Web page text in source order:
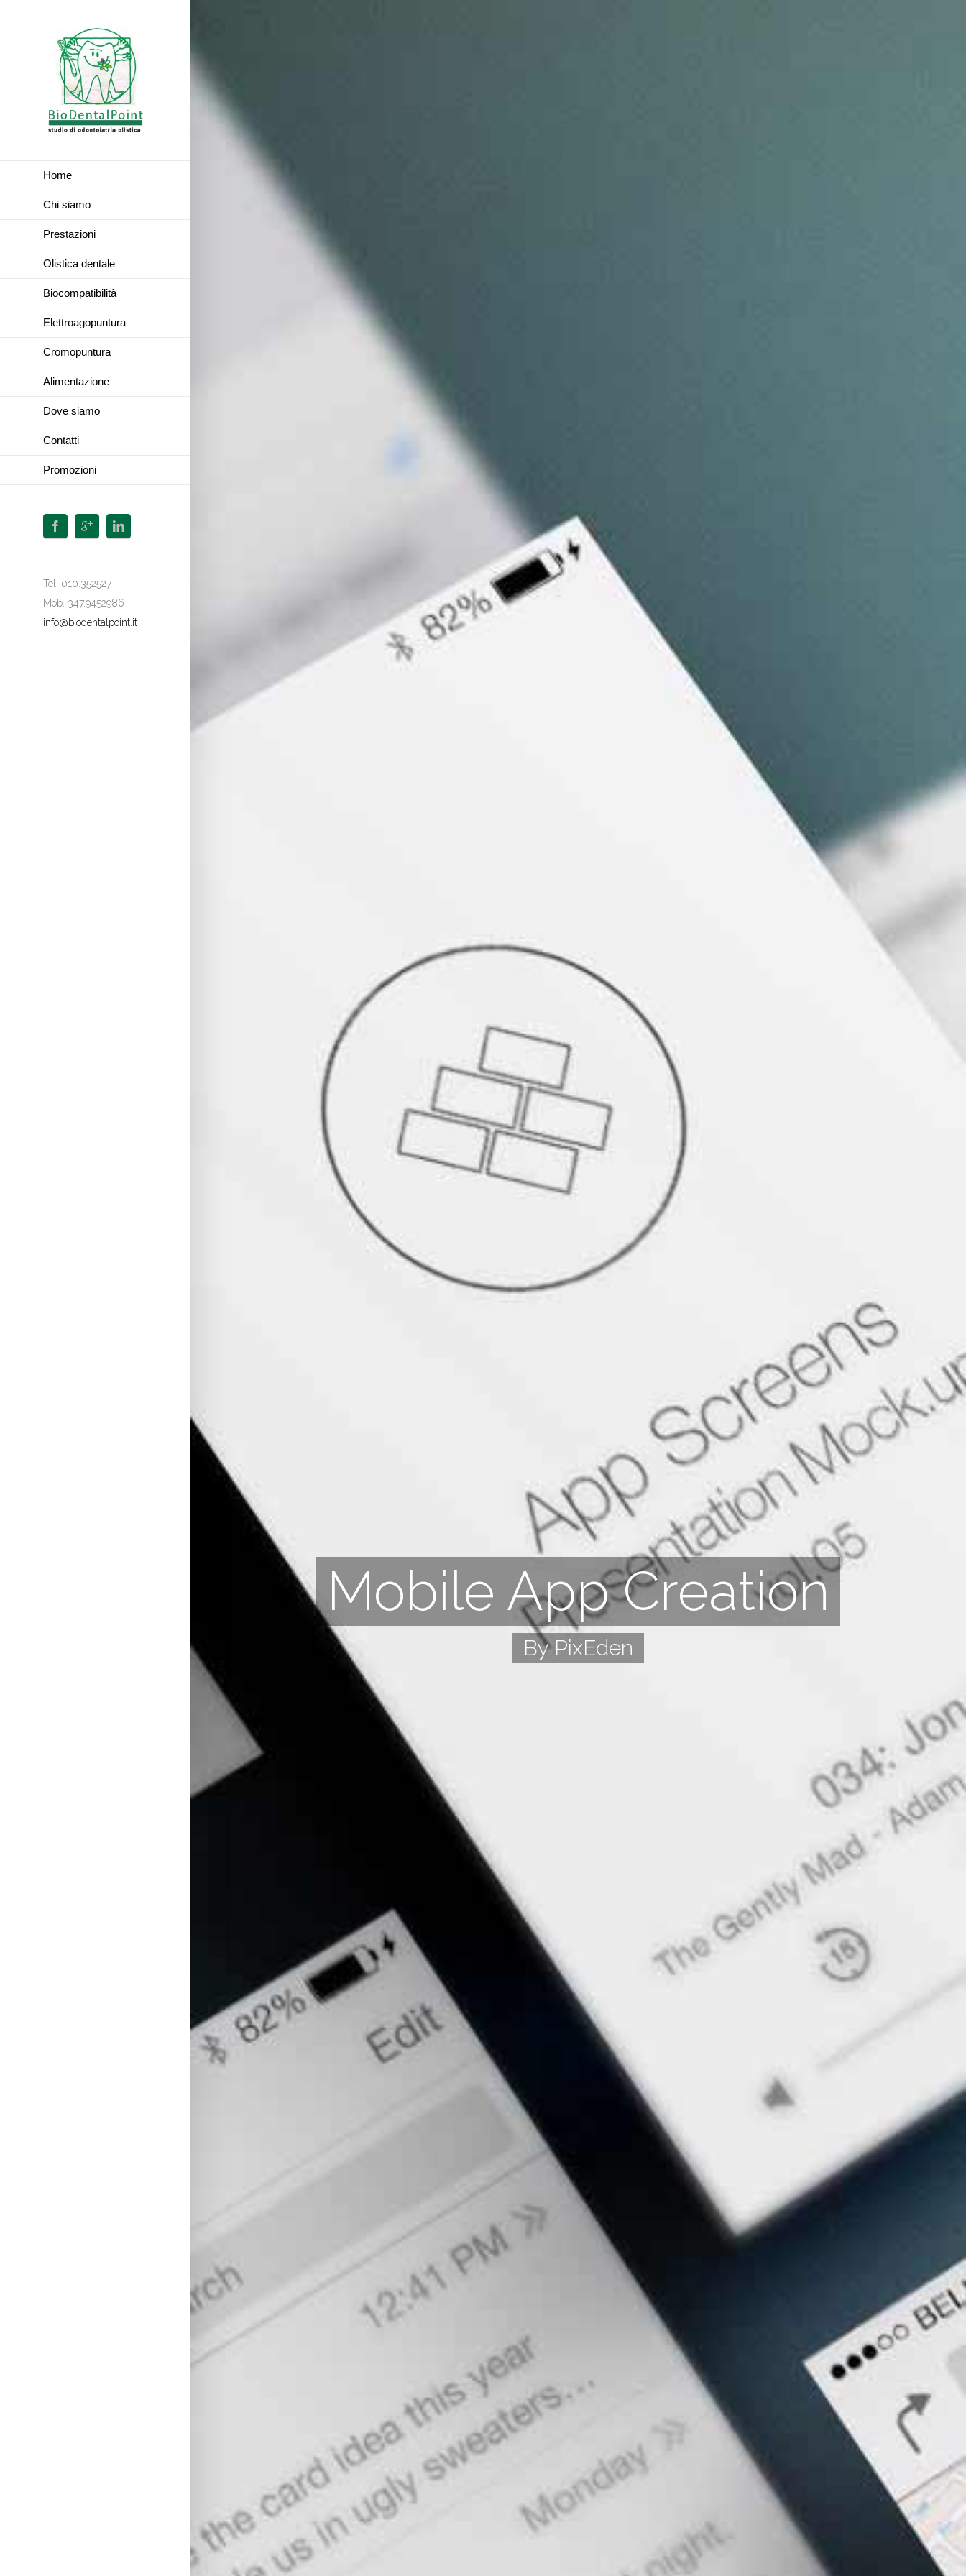
Home
Chi siamo
Prestazioni
Olistica dentale
Biocompatibilità
Elettroagopuntura
Cromopuntura
Alimentazione
Dove siamo
Contatti
Promozioni
Tel. 010.352527
Mob. 347.9452986
info@biodentalpoint.it
Mobile App Creation
By PixEden